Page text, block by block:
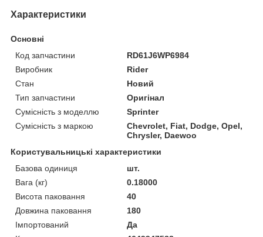
Характеристики
Основні
Код запчастини
RD61J6WP6984
Виробник
Rider
Стан
Новий
Тип запчастини
Оригінал
Сумісність з моделлю
Sprinter
Сумісність з маркою
Chevrolet, Fiat, Dodge, Opel,
Chrysler, Daewoo
Користувальницькі характеристики
Базова одиниця
шт.
Вага (кг)
0.18000
Висота паковання
40
Довжина паковання
180
Імпортований
Да